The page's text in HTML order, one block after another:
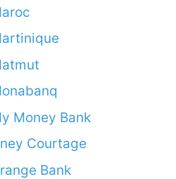
Money Bank
Courtage
Bank